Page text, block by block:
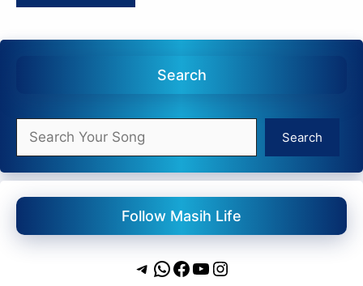
Search
Search
Search
Follow Masih Life
Telegram
WhatsApp
Facebook
YouTube
Instagram